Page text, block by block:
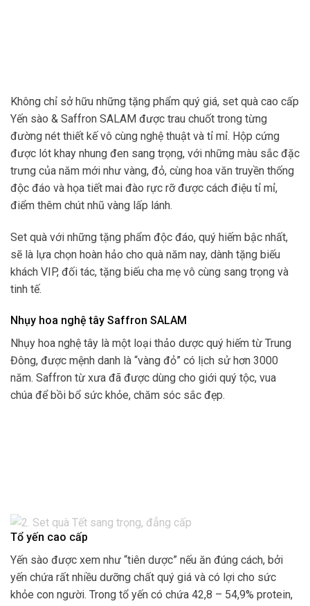
Không chỉ sở hữu những tặng phẩm quý giá, set quà cao cấp
Yến sào & Saffron SALAM được trau chuốt trong từng
đường nét thiết kế vô cùng nghệ thuật và tỉ mỉ. Hộp cứng
được lót khay nhung đen sang trọng, với những màu sắc đặc
trưng của năm mới như vàng, đỏ, cùng hoa văn truyền thống
độc đáo và họa tiết mai đào rực rỡ được cách điệu tỉ mỉ,
điểm thêm chút nhũ vàng lấp lánh.
Set quà với những tặng phẩm độc đáo, quý hiếm bậc nhất,
sẽ là lựa chọn hoàn hảo cho quà năm nay, dành tặng biếu
khách VIP, đối tác, tặng biếu cha mẹ vô cùng sang trọng và
tinh tế.
Nhụy hoa nghệ tây Saffron SALAM
Nhụy hoa nghệ tây là một loại thảo dược quý hiếm từ Trung
Đông, được mệnh danh là “vàng đỏ” có lịch sử hơn 3000
năm. Saffron từ xưa đã được dùng cho giới quý tộc, vua
chúa để bồi bổ sức khỏe, chăm sóc sắc đẹp.
Tổ yến cao cấp
Yến sào được xem như “tiên dược” nếu ăn đúng cách, bởi
yến chứa rất nhiều dưỡng chất quý giá và có lợi cho sức
khỏe con người. Trong tổ yến có chứa 42,8 – 54,9% protein,